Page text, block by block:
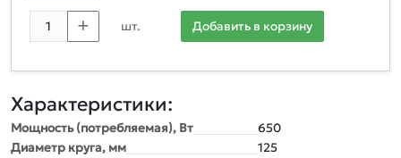
шт. Добавить в корзину
Характеристики:
Мощность (потребляемая), Вт
650
Диаметр круга, мм
125